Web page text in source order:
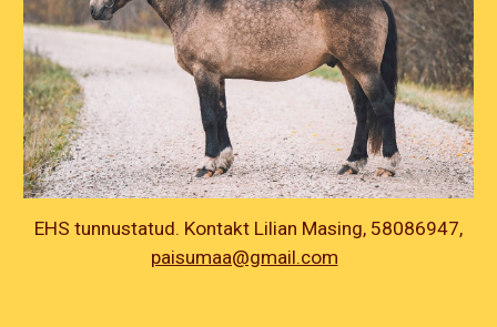
EHS tunnustatud. Kontakt Lilian Masing, 58086947,
paisumaa@gmail.com